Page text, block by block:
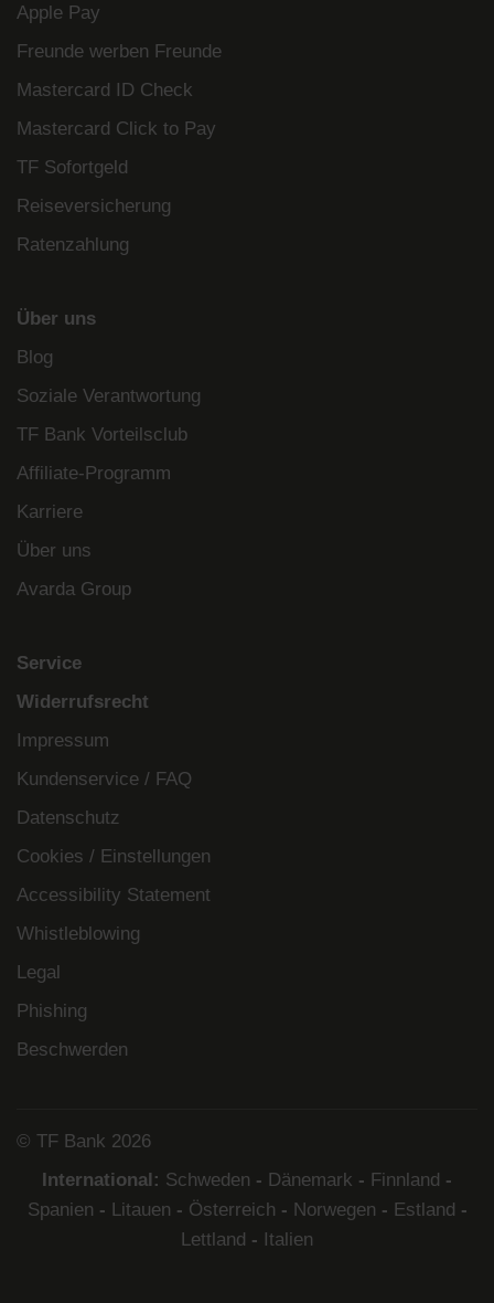
Apple Pay
Freunde werben Freunde
Mastercard ID Check
Mastercard Click to Pay
TF Sofortgeld
Reiseversicherung
Ratenzahlung
Über uns
Blog
Soziale Verantwortung
TF Bank Vorteilsclub
Affiliate-Programm
Karriere
Über uns
Avarda Group
Service
Widerrufsrecht
Impressum
Kundenservice / FAQ
Datenschutz
Cookies / Einstellungen
Accessibility Statement
Whistleblowing
Legal
Phishing
Beschwerden
© TF Bank 2026
International: Schweden - Dänemark - Finnland -
Spanien - Litauen - Österreich - Norwegen - Estland -
Lettland - Italien